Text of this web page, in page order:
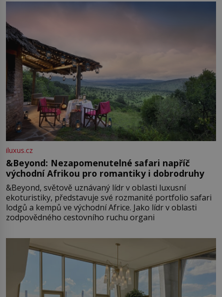
iluxus.cz
&Beyond: Nezapomenutelné safari napříč
východní Afrikou pro romantiky i dobrodruhy
&Beyond, světově uznávaný lídr v oblasti luxusní
ekoturistiky, představuje své rozmanité portfolio safari
lodgů a kempů ve východní Africe. Jako lídr v oblasti
zodpovědného cestovního ruchu organi